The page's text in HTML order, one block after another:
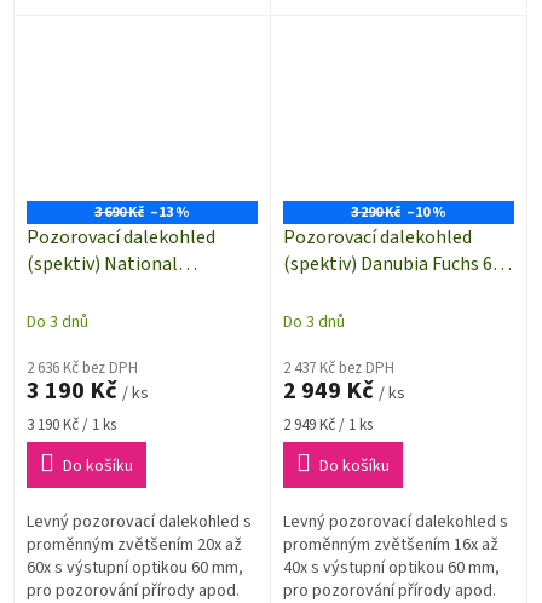
3 690 Kč –13 %
Pozorovací dalekohled
(spektiv) National
20x-60x, objektiv 60 mm
Do 3 dnů
2 636 Kč bez DPH
3 190 Kč / ks
Měrná
cena:
3 190 Kč / 1 ks
Do košíku
Levný pozorovací dalekohled s
proměnným zvětšením 20x až
60x s výstupní optikou 60 mm,
pro pozorování přírody apod.
3 290 Kč –10 %
Pozorovací dalekohled
(spektiv) Danubia Fuchs 60 s
60 mm
Do 3 dnů
2 437 Kč bez DPH
2 949 Kč / ks
Měrná
cena:
2 949 Kč / 1 ks
Do košíku
Levný pozorovací dalekohled s
proměnným zvětšením 16x až
40x s výstupní optikou 60 mm,
pro pozorování přírody apod.